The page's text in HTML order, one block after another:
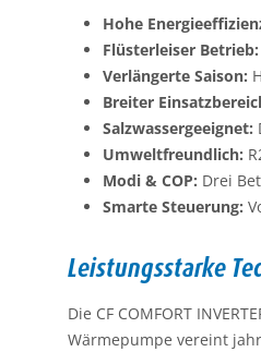
Hohe
Flüsterleiser Betrieb:
Verlängerte Saison:
Breiter
Salzwassergeeignet:
Umweltfreundlich:
Modi & COP: Drei
Smarte Steuerung:
Leistungsstarke
Die CF COMFORT
Wärmepumpe vereint